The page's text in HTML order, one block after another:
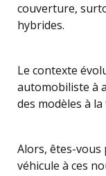
couverture,
hybrides.
Le contexte
automobiliste à
des modèles à
Alors, êtes-vous
véhicule à ces